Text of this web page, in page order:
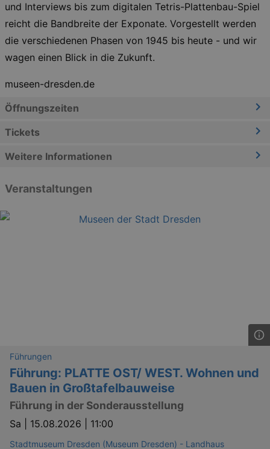
und Interviews bis zum digitalen Tetris-Plattenbau-Spiel
reicht die Bandbreite der Exponate. Vorgestellt werden
die verschiedenen Phasen von 1945 bis heute - und wir
wagen einen Blick in die Zukunft.
museen-dresden.de
Öffnungszeiten
Tickets
Weitere Informationen
Veranstaltungen
Führungen
Führung: PLATTE OST/ WEST. Wohnen und
Bauen in Großtafelbauweise
Führung in der Sonderausstellung
Sa | 15.08.2026 | 11:00
Stadtmuseum Dresden (Museum Dresden) - Landhaus